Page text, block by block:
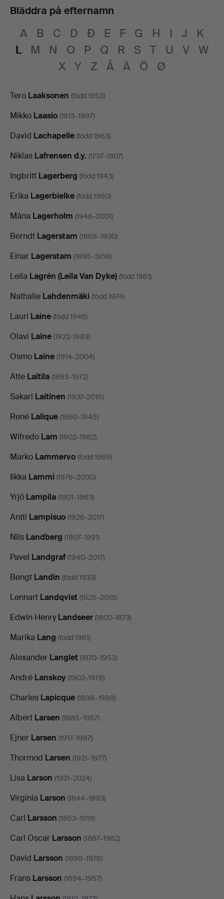
Bläddra på efternamn
A B C D Đ E F G H I J
K
L
M N O P Q R S T U V
W
X
Y Z Å Ä Ö Ø
Tero Laaksonen (född 1953)
Mikko Laasio (1913–1997)
David Lachapelle (född 1963)
Niklas Lafrensen d.y. (1737–1807)
Ingbritt Lagerberg (född 1943)
Erika Lagerbielke (född 1960)
Måna Lagerholm (1946–2001)
Berndt Lagerstam (1868–1930)
Einar Lagerstam (1895–1958)
Leila Lagrén (Leila Van Dyke) (född 1961)
Nathalie Lahdenmäki (född 1974)
Lauri Laine (född 1946)
Olavi Laine (1922–1983)
Osmo Laine (1914–2004)
Atte Laitila (1893–1972)
Sakari Laitinen (1937–2015)
René Lalique (1860–1945)
Wifredo Lam (1902–1982)
Marko Lammervo (född 1969)
Ilkka Lammi (1976–2000)
Yrjö Lampila (1901–1963)
Antti Lampisuo (1926–2017)
Nils Landberg (1907–1991)
Pavel Landgraf (1940–2017)
Bengt Landin (född 1933)
Lennart Landqvist (1925–2015)
Edwin HenryLandseer (1802–1873)
Marika Lang (född 1961)
Alexander Langlet (1870–1953)
André Lanskoy (1902–1976)
Charles Lapicque (1898–1988)
Albert Larsen (1885–1957)
Ejner Larsen (1917–1987)
Thormod Larsen (1921–1977)
Lisa Larson (1931–2024)
Virginia Larson (1844–1893)
Carl Larsson (1853–1919)
Carl Oscar Larsson (1887–1962)
David Larsson (1898–1976)
Frans Larsson (1894–1957)